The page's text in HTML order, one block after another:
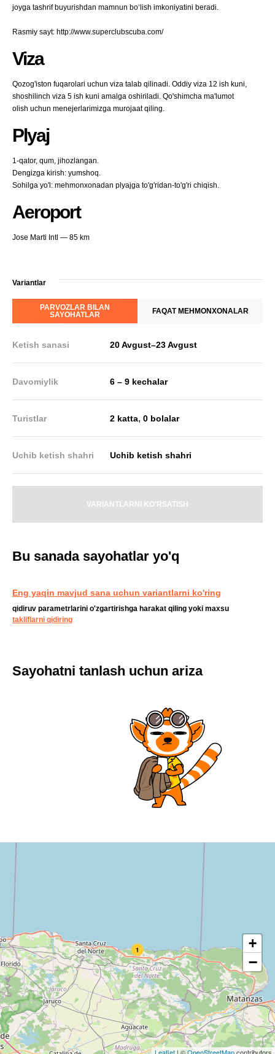
joyga tashrif buyurishdan mamnun bo‘lish imkoniyatini beradi.
Rasmiy sayt: http://www.superclubscuba.com/
Viza
Qozog'iston fuqarolari uchun viza talab qilinadi. Oddiy viza 12 ish kuni,
shoshilinch viza 5 ish kuni amalga oshiriladi. Qo'shimcha ma'lumot
olish uchun menejerlarimizga murojaat qiling.
Plyaj
1-qator, qum, jihozlangan.
Dengizga kirish: yumshoq.
Sohilga yo'l: mehmonxonadan plyajga to'g'ridan-to'g'ri chiqish.
Aeroport
Jose Marti Intl — 85 km
Variantlar
PARVOZLAR BILAN
SAYOHATLAR
FAQAT MEHMONXONALAR
Ketish sanasi 20 Avgust–23 Avgust
Davomiylik 6 – 9 kechalar
Turistlar 2 katta,0 bolalar
Uchib ketish shahri Uchib ketish shahri
VARIANTLARNI KO'RSATISH
Bu sanada sayohatlar yo'q
Eng yaqin mavjud sana uchun variantlarni ko'ring
qidiruv parametrlarini o'zgartirishga harakat qiling yoki maxsu
takliflarni qidiring
Sayohatni tanlash uchun ariza
1 +
−